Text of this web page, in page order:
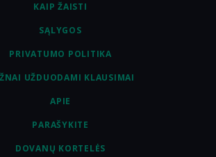
KAIP ŽAISTI
SĄLYGOS
PRIVATUMO POLITIKA
UŽDUODAMI KLAUSIMAI
APIE
PARAŠYKITE
DOVANŲ KORTELĖS